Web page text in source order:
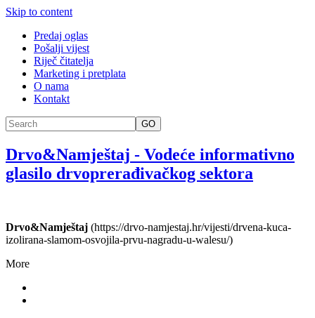
Skip to content
Predaj oglas
Pošalji vijest
Riječ čitatelja
Marketing i pretplata
O nama
Kontakt
GO
Drvo&Namještaj - Vodeće informativno
glasilo drvoprerađivačkog sektora
Drvo&Namještaj (https://drvo-namjestaj.hr/vijesti/drvena-kuca-
izolirana-slamom-osvojila-prvu-nagradu-u-walesu/)
More